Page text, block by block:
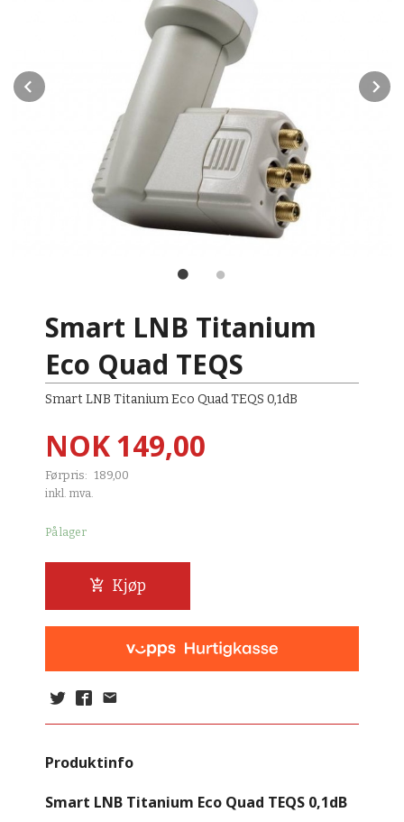
Prev
Smart LNB Titanium
Eco Quad TEQS
Smart LNB Titanium Eco Quad TEQS 0,1dB
Tilbud
NOK149,00
Førpris: 189,00
Rabatt
inkl. mva.
På lager
Kjøp
Produktinfo
Smart LNB Titanium Eco Quad TEQS 0,1dB